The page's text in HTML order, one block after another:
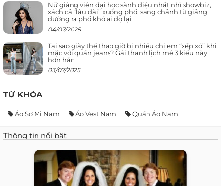
Nữ giảng viên đại học sành điệu nhất nhì showbiz,
xách cả “lâu đài” xuống phố, sang chảnh từ giảng
đường ra phố khó ai đọ lại
04/07/2025
Tại sao giày thể thao giờ bị nhiều chị em “xếp xó” khi
mặc với quần jeans? Gái thanh lịch mê 3 kiểu này
hơn hẳn
03/07/2025
TỪ KHÓA
Áo Sơ Mi Nam Áo Vest Nam Quần Áo Nam
Thông tin nổi bật